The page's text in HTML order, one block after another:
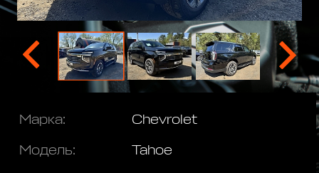
Марка: Chevrolet
Модель: Таhое